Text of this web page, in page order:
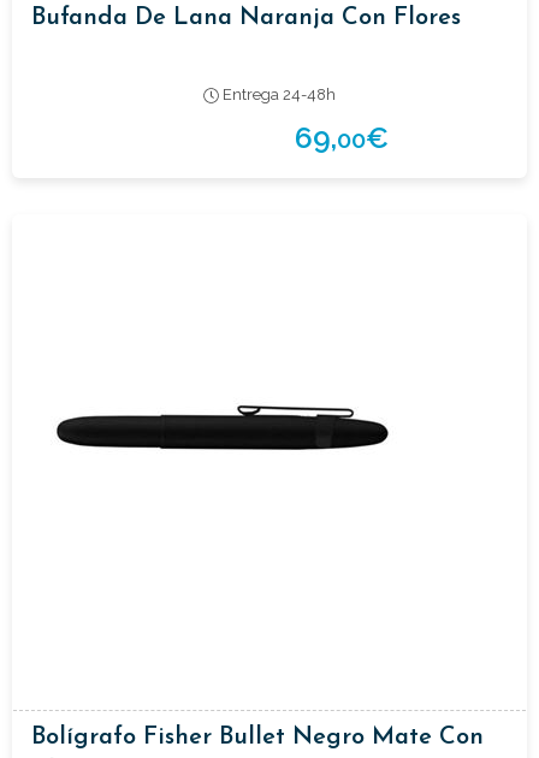
Bufanda De Lana Naranja Con Flores
Entrega 24-48h
69,00€
Bolígrafo Fisher Bullet Negro Mate Con